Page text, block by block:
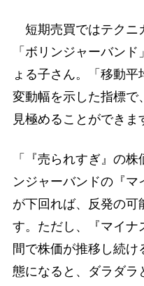
短期売買ではテクニ
「ボリンジャーバン
ょる子さん。「移動
変動幅を示した指標で
見極めることができま
「『売られすぎ』の
ンジャーバンドの『
が下回れば、反発の可
す。ただし、『マイ
間で株価が推移し続
態になると、ダラダラ